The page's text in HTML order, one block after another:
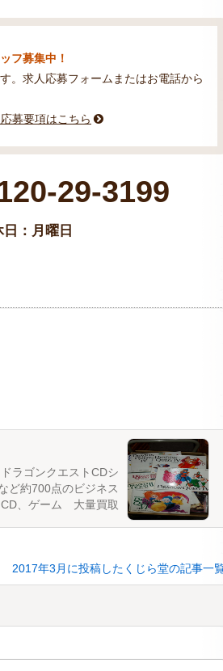
フ募集中！
。求人応募フォームまたはお電話から
募要項はこちら
29-3199
日：月曜日
ラゴンクエストCDシ
ど約700点のビジネス
、ゲーム 大量買取
2017年3月に投稿したくじら堂の記事一